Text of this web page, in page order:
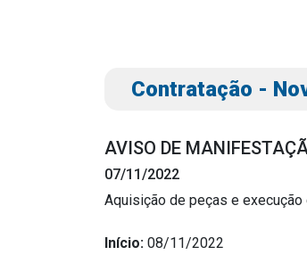
Transparência
Contratação -
AVISO DE
07/11/2022
Aquisição de peças e execução
Início: 08/11/2022